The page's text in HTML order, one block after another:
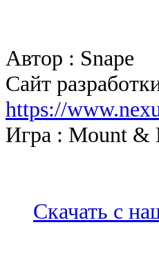
Автор : Snape
Сайт
https://
Игра : Mount &
Скачать с